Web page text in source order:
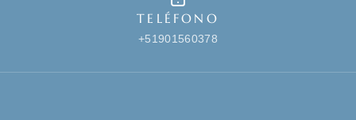
TELÉFONO
+51901560378